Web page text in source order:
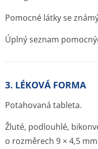
Pomocné látky se
Úplný seznam
3. LÉKOVÁ FORMA
Potahovaná tableta.
Žluté, podlouhlé,
o rozměrech 9 × 4,5